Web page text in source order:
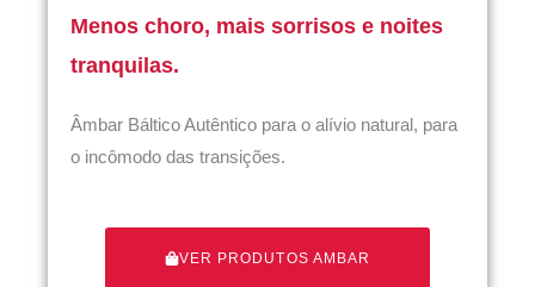
Menos choro, mais sorrisos e noites
tranquilas.
Âmbar Báltico Autêntico para o alívio natural, para
o incômodo das transições.
VER PRODUTOS AMBAR